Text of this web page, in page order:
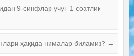
9-синфлар учун 1 соатлик
ҳақида нималар биламиз? →